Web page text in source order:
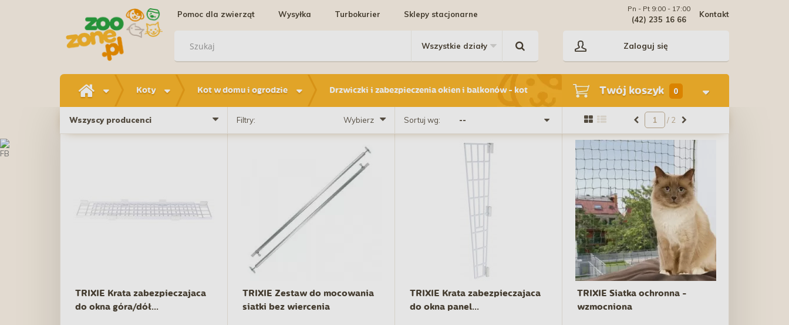
Pomoc dla zwierząt Wysyłka Turbokurier Sklepy stacjonarne Kontakt
Pn - Pt 9:00 - 17:00
(42) 235 16 66
Zaloguj się
Koty Kot w domu i ogrodzie Drzwiczki i zabezpieczenia okien i balkonów - kot Twój koszyk 0
Wszyscy producenci Filtry: Wybierz Sortuj wg: / 2
TRIXIE Krata zabezpieczajaca
do okna góra/dół...
TRIXIE Zestaw do mocowania
siatki bez wiercenia
TRIXIE Krata zabezpieczajaca
do okna panel...
TRIXIE Siatka ochronna -
wzmocniona